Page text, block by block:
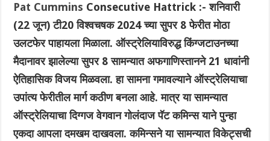
Pat Cummins Consecutive Hattrick :- शनिवारी
(22 जून) टी20 विश्वचषक 2024 च्या सुपर 8 फेरीत मोठा
उलटफेर पाहायला मिळाला. ऑस्ट्रेलियाविरुद्ध किंग्जटाउनच्या
मैदानावर झालेल्या सुपर 8 सामन्यात अफगाणिस्तानने 21 धावांनी
ऐतिहासिक विजय मिळवला. हा सामना गमावल्याने ऑस्ट्रेलियाचा
उपांत्य फेरीतील मार्ग कठीण बनला आहे. मात्र या सामन्यात
ऑस्ट्रेलियाचा दिग्गज वेगवान गोलंदाज पॅट कमिन्स याने पुन्हा
एकदा आपला दमखम दाखवला. कमिन्सने या सामन्यात विकेट्सची